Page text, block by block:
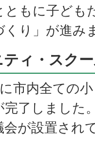
ともに子ども
り」が進み
ィ・スク
市内全ての
完了しました
会が設置され